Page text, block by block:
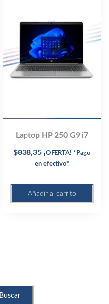
Laptop HP 250 G9 i7
$838,35 ¡OFERTA! *Pago
en efectivo*
Añadir al carrito
Buscar